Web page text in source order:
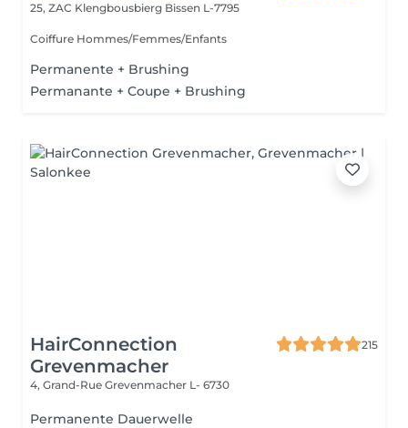
25, ZAC Klengbousbierg Bissen L-7795
Coiffure Hommes/Femmes/Enfants
Permanente + Brushing
Permanante + Coupe + Brushing
HairConnection
Grevenmacher
215
4, Grand-Rue Grevenmacher L- 6730
Permanente Dauerwelle